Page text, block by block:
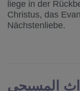
liege in der
Christus, das
Nächstenliebe.
المسيحي